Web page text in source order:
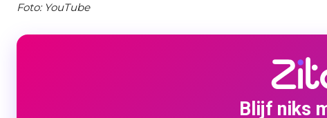
Foto: YouTube
Blijf niks